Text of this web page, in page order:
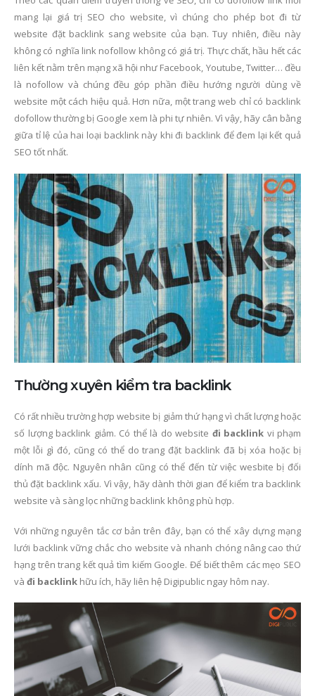
mang lại giá trị SEO cho website, vì chúng cho phép bot đi từ
website đặt backlink sang website của bạn. Tuy nhiên, điều này
không có nghĩa link nofollow không có giá trị. Thực chất, hầu hết các
liên kết nằm trên mạng xã hội như Facebook, Youtube, Twitter… đều
là nofollow và chúng đều góp phần điều hướng người dùng về
website một cách hiệu quả. Hơn nữa, một trang web chỉ có backlink
dofollow thường bị Google xem là phi tự nhiên. Vì vậy, hãy cân bằng
giữa tỉ lệ của hai loại backlink này khi đi backlink để đem lại kết quả
SEO tốt nhất.
Thường xuyên kiểm tra backlink
Có rất nhiều trường hợp website bị giảm thứ hạng vì chất lượng hoặc
số lượng backlink giảm. Có thể là do website đi backlink vi phạm
một lỗi gì đó, cũng có thể do trang đặt backlink đã bị xóa hoặc bị
dính mã độc. Nguyên nhân cũng có thể đến từ việc wesbite bị đối
thủ đặt backlink xấu. Vì vậy, hãy dành thời gian để kiểm tra backlink
website và sàng lọc những backlink không phù hợp.
Với những nguyên tắc cơ bản trên đây, bạn có thể xây dựng mạng
lưới backlink vững chắc cho website và nhanh chóng nâng cao thứ
hạng trên trang kết quả tìm kiếm Google. Để biết thêm các mẹo SEO
và đi backlink hữu ích, hãy liên hệ Digipublic ngay hôm nay.